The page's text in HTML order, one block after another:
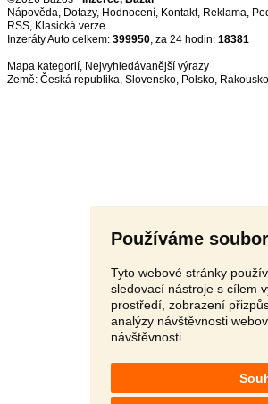
Používáme
Tyto webové stránky
sledovací nástroje s cílem
prostředí, zobrazení
analýzy návštěvnosti
návštěvnosti.
Nápověda, Dotazy, Hodnocení, Kontakt, Reklama,
RSS,
Inzeráty Auto celkem: 399950, za 24 hodin: 18381
Mapa kategorií, Nejvyhledávanější výrazy
Země: Česká republika, Slovensko, Polsko, Rakousko